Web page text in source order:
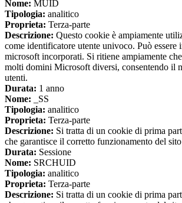
Nome: MUID
Tipologia: analitico
Proprieta: Terza-parte
Descrizione: Questo cookie è ampiamente
come identificatore utente univoco. Può essere
microsoft incorporati. Si ritiene ampiamente
molti domini Microsoft diversi, consentendo il
utenti.
Durata: 1 anno
Nome: _SS
Tipologia: analitico
Proprieta: Terza-parte
Descrizione: Si tratta di un cookie di prima
che garantisce il corretto funzionamento del
Durata: Sessione
Nome: SRCHUID
Tipologia: analitico
Proprieta: Terza-parte
Descrizione: Si tratta di un cookie di prima